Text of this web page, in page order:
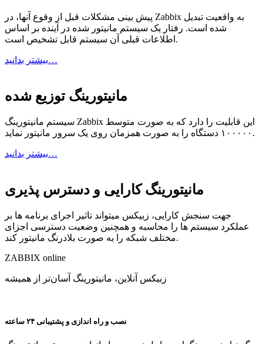
پیش بینی مشکلات قبل از وقوع آنها، در Zabbix به واقعیت تبدیل
شده است. رفتار یک سیستم مانیتور شده در آینده بر اساس
اطلاعات قبلی آن سیستم قابل تشخیص است.
بیشتر بدانید…
مانیتورینگ توزیع شده
سیستم مانیتورینگ Zabbix این قابلیت را دارد که به صورت متوسط
۱۰۰۰۰۰ دستگاه را به صورت همزمان روی یک سرور مانیتور نماید.
بیشتر بدانید…
مانیتورینگ کارایی و دسترس پذیری
جهت سنجش کارایی، زبیکس میتواند تاثیر اجرای برنامه ها بر
عملکرد سیستم ها را محاسبه و همچنین وضعیت دسترسی اجزای
مختلف شبکه را به صورت بلادرنگ مانیتور کند.
ZABBIX online
زبیکس آنلاین، مانیتورینگ آسان‌تر از همیشه
نصب و راه اندازی و پشتیبانی ۲۴ ساعته